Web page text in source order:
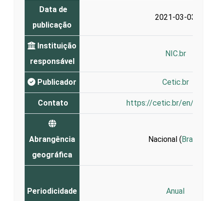
Data de
publicação
2021-03-03
Instituição
responsável
NIC.br
Publicador Cetic.br
Contato https://cetic.br/en/
Abrangência
geográfica
Nacional (Brasil
Periodicidade
Anual